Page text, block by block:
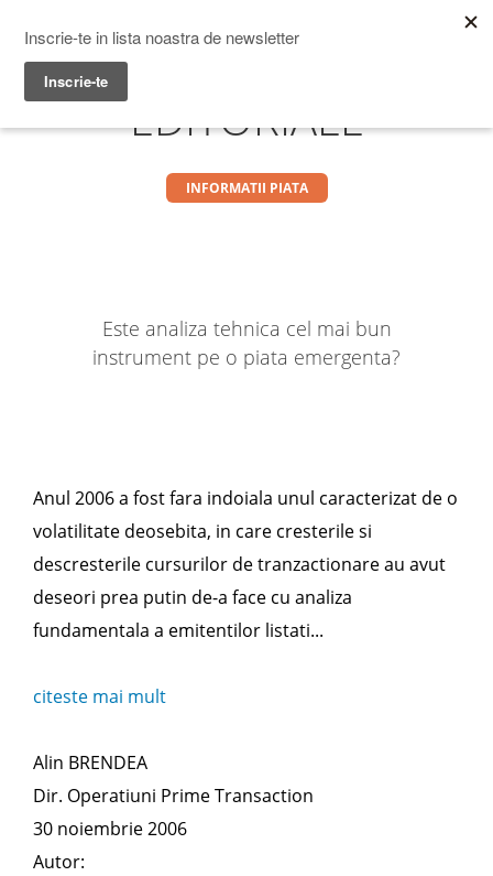
Menu
Prime Transaction
EDITORIALE
INFORMATII PIATA
Este analiza tehnica cel mai bun
instrument pe o piata emergenta?
Anul 2006 a fost fara indoiala unul caracterizat de o
volatilitate deosebita, in care cresterile si
descresterile cursurilor de tranzactionare au avut
deseori prea putin de-a face cu analiza
fundamentala a emitentilor listati...
citeste mai mult
Alin BRENDEA
Dir. Operatiuni Prime Transaction
30 noiembrie 2006
Autor: